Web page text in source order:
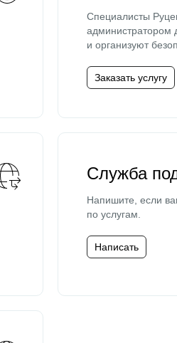
Специалисты
администратором
и организуют
Заказать услугу
Служба
Напишите, если
по услугам.
Написать